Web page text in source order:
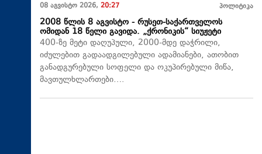
08 აგვისტო 2026, 20:27 პოლიტიკა
2008 წლის 8 აგვისტო - რუსეთ-საქართველოს
ომიდან 18 წელი გავიდა. „ქრონიკის“ სიუჟეტი
400-ზე მეტი დაღუპული, 2000-მდე დაჭრილი,
იძულებით გადაადგილებული ადამიანები, ათობით
განადგურებული სოფელი და ოკუპირებული მიწა,
მავთულხლართები….